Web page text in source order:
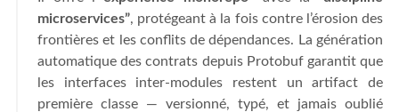
microservices”, protégeant à la fois contre l’érosion des
frontières et les conflits de dépendances. La génération
automatique des contrats depuis Protobuf garantit que
les interfaces inter-modules restent un artifact de
première classe — versionné, typé, et jamais oublié